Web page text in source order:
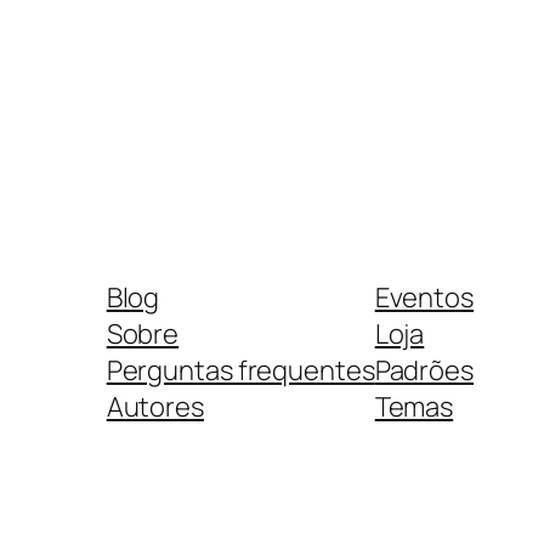
Blog
Sobre
Perguntas frequentes
Autores
Eventos
Loja
Padrões
Temas